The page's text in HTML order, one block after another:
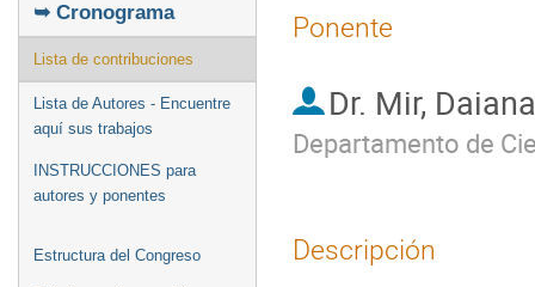
➥ Cronograma
Lista de contribuciones
Lista de Autores - Encuentre
aquí sus trabajos
INSTRUCCIONES para
autores y ponentes
Estructura del Congreso
Ponente
Dr. Mir, Daiana
Departamento de
Descripción